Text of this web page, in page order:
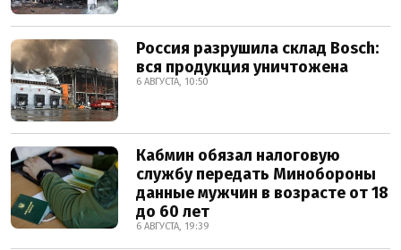
Россия разрушила склад Bosch:
вся продукция уничтожена
6 АВГУСТА, 10:50
Кабмин обязал налоговую
службу передать Минобороны
данные мужчин в возрасте от 18
до 60 лет
6 АВГУСТА, 19:39